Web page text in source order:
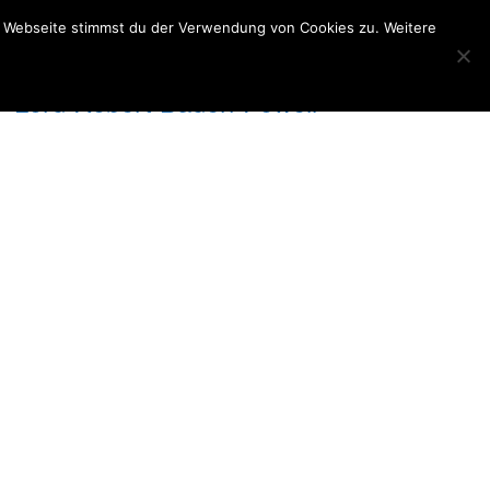
Lord Robert Baden-Powell
stimmst du der Verwendung von Cookies zu. Weitere